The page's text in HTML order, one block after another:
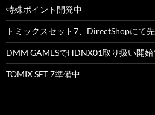
特殊ポイント開発中
トミックスセット7、DirectShopにて
DMM GAMESでHDNX01取り扱い開始
TOMIX SET 7準備中